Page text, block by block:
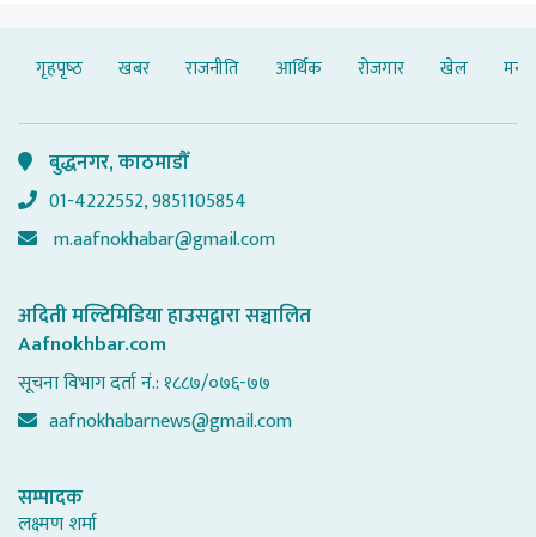
गृहपृष्‍ठ खबर राजनीति आर्थिक रोजगार खेल
बुद्धनगर, काठमाडौँ
01-4222552, 9851105854
m.aafnokhabar@gmail.com
अदिती मल्टिमिडिया हाउसद्वारा सञ्चालित
Aafnokhbar.com
सूचना विभाग दर्ता नं.: १८८७/०७६-७७
aafnokhabarnews@gmail.com
सम्पादक
लक्ष्मण शर्मा